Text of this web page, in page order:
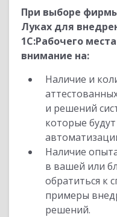
При выборе
Луках для
1С:Рабочего
внимание на:
Наличие и
и решений
которые
Наличие
в вашей или
обратиться к
примеры
решений.